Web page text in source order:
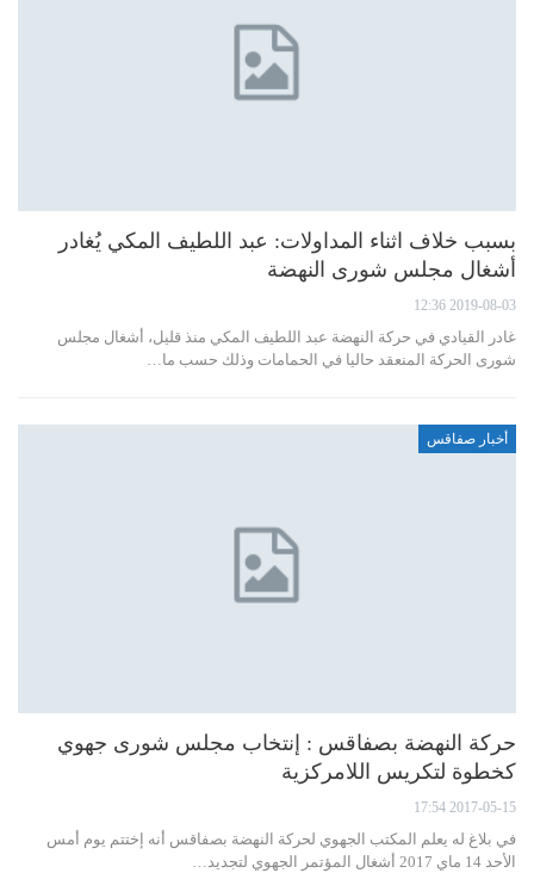
بسبب خلاف اثناء المداولات: عبد اللطيف المكي يُغادر
أشغال مجلس شورى النهضة
2019-08-03 12:36
غادر القيادي في حركة النهضة عبد اللطيف المكي منذ قليل، أشغال مجلس
شورى الحركة المنعقد حاليا في الحمامات وذلك حسب ما…
أخبار صفاقس
حركة النهضة بصفاقس : إنتخاب مجلس شورى جهوي
كخطوة لتكريس اللامركزية
2017-05-15 17:54
في بلاغ له يعلم المكتب الجهوي لحركة النهضة بصفاقس أنه إختتم يوم أمس
الأحد 14 ماي 2017 أشغال المؤتمر الجهوي لتجديد…